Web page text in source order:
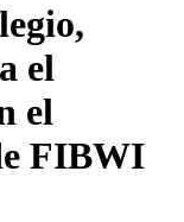
el
el
FIBWI